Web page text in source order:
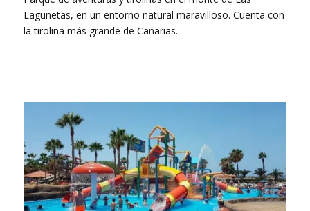
Lagunetas, en un entorno natural maravilloso. Cuenta con
la tirolina más grande de Canarias.